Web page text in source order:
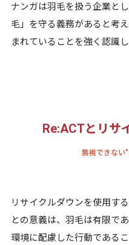
ナンガは羽毛を扱う企業と
毛」を守る義務があると考
まれていることを強く認識
Re:ACTとリサ
無視できない
リサイクルダウンを使用す
との意義は、羽毛は有限で
環境に配慮した行動である